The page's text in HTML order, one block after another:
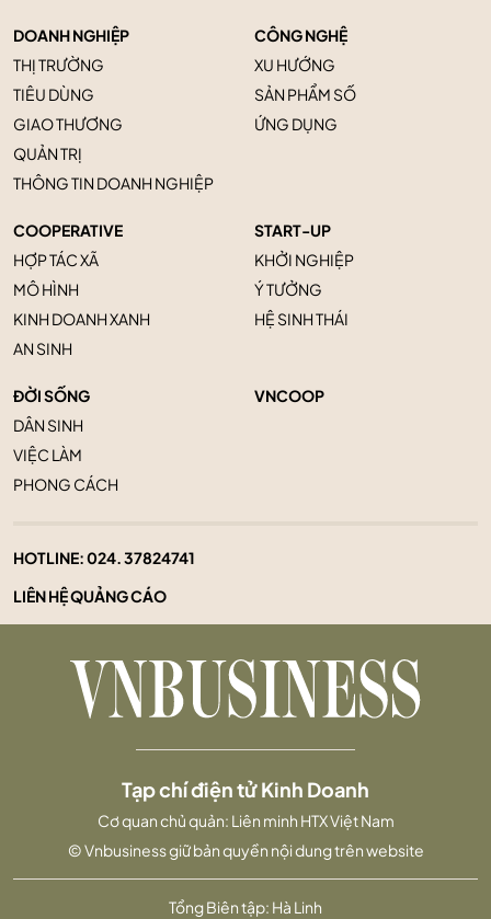
DOANH NGHIỆP
THỊ TRƯỜNG
TIÊU DÙNG
GIAO THƯƠNG
QUẢN TRỊ
THÔNG TIN DOANH NGHIỆP
CÔNG NGHỆ
XU HƯỚNG
SẢN PHẨM SỐ
ỨNG DỤNG
COOPERATIVE
HỢP TÁC XÃ
MÔ HÌNH
KINH DOANH XANH
AN SINH
START-UP
KHỞI NGHIỆP
Ý TƯỞNG
HỆ SINH THÁI
ĐỜI SỐNG
DÂN SINH
VIỆC LÀM
PHONG CÁCH
VNCOOP
HOTLINE:024. 37824741
LIÊN HỆ QUẢNG CÁO
Tổng Biên tập: Hà Linh
Tạp chí điện tử Kinh Doanh
Cơ quan chủ quản: Liên minh HTX Việt Nam
© Vnbusiness giữ bản quyền nội dung trên website